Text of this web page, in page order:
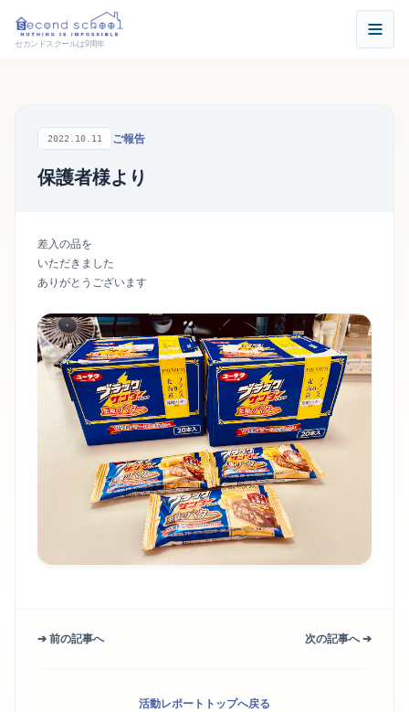
セカンドスクールは9周年
2022.10.11 ご報告
保護者様より
差入の品を
いただきました
ありがとうございます
➔ 前の記事へ 次の記事へ ➔
活動レポートトップへ戻る